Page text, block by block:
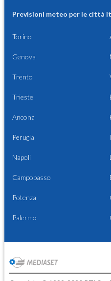
Previsioni meteo per le città
Torino
Genova
Trento
Trieste
Ancona
Perugia
Napoli
Campobasso
Potenza
Palermo